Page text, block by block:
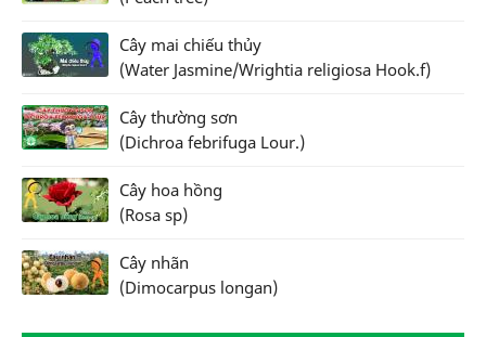
Cây mai chiếu thủy
(Water Jasmine/Wrightia religiosa Hook.f)
Cây thường sơn
(Dichroa febrifuga Lour.)
Cây hoa hồng
(Rosa sp)
Cây nhãn
(Dimocarpus longan)